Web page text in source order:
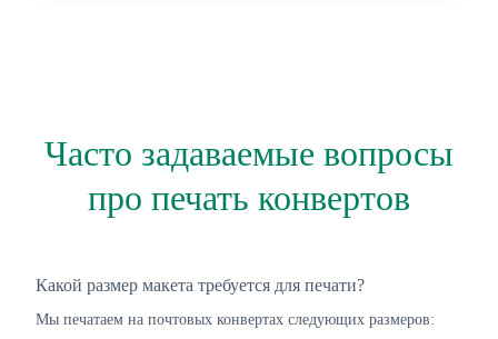
Часто задаваемые вопросы
про печать конвертов
Какой размер макета требуется для печати?
Мы печатаем на почтовых конвертах следующих размеров: